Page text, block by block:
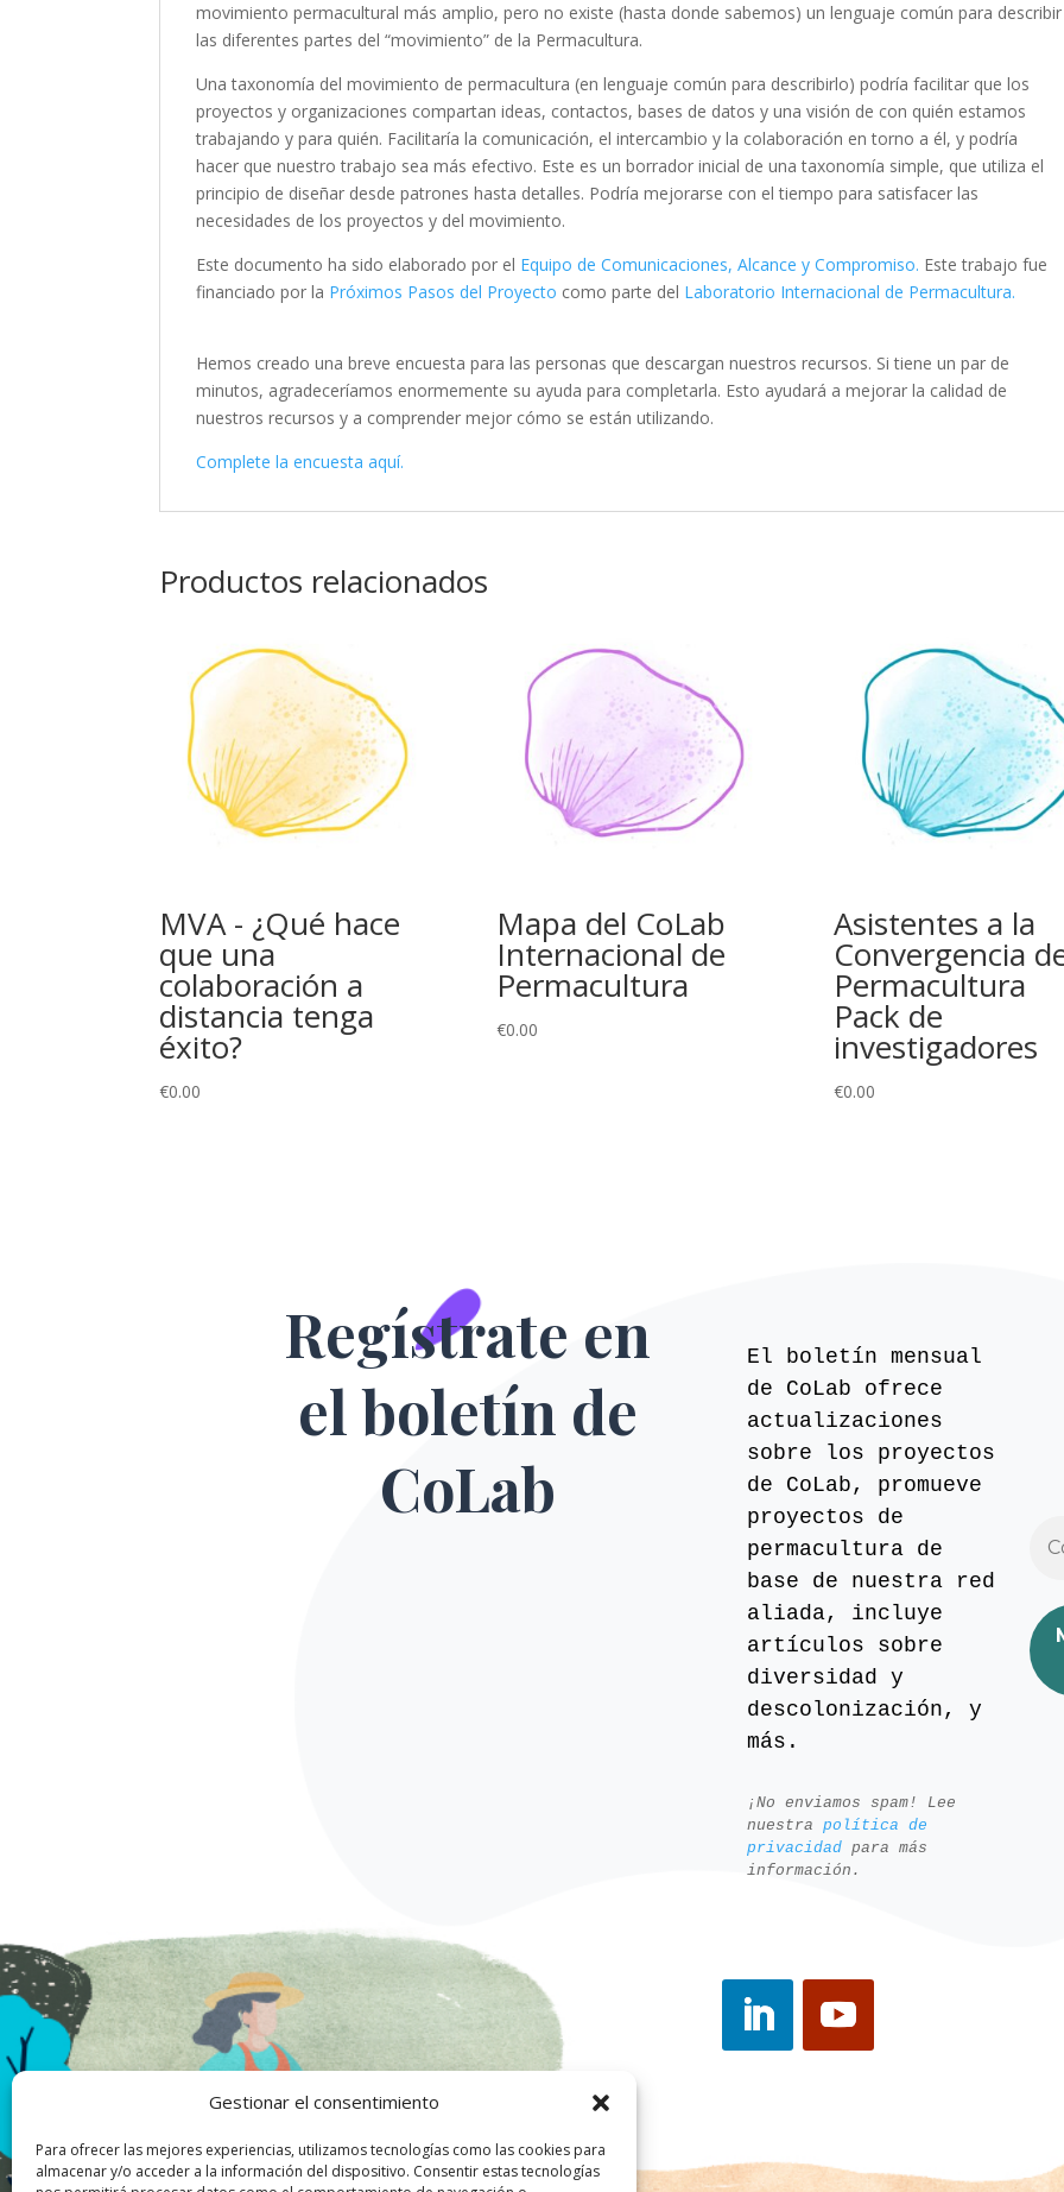
Gestionar el consentimiento
Para ofrecer las mejores experiencias, utilizamos tecnologías como las cookies para
almacenar y/o acceder a la información del dispositivo. Consentir estas tecnologías
movimiento permacultural más amplio, pero no existe (hasta donde sabemos) un lenguaje común para describir
las diferentes partes del “movimiento” de la Permacultura.
Una taxonomía del movimiento de permacultura (en lenguaje común para describirlo) podría facilitar que los
proyectos y organizaciones compartan ideas, contactos, bases de datos y una visión de con quién estamos
trabajando y para quién. Facilitaría la comunicación, el intercambio y la colaboración en torno a él, y podría
hacer que nuestro trabajo sea más efectivo. Este es un borrador inicial de una taxonomía simple, que utiliza el
principio de diseñar desde patrones hasta detalles. Podría mejorarse con el tiempo para satisfacer las
necesidades de los proyectos y del movimiento.
Este documento ha sido elaborado por el Equipo de Comunicaciones, Alcance y Compromiso. Este trabajo fue
financiado por la Próximos Pasos del Proyecto como parte del Laboratorio Internacional de Permacultura.
Hemos creado una breve encuesta para las personas que descargan nuestros recursos. Si tiene un par de
minutos, agradeceríamos enormemente su ayuda para completarla. Esto ayudará a mejorar la calidad de
nuestros recursos y a comprender mejor cómo se están utilizando.
Complete la encuesta aquí.
Productos relacionados
MVA - ¿Qué hace
que una
colaboración a
distancia tenga
éxito?
€0.00
Mapa del CoLab
Internacional de
Permacultura
€0.00
Asistentes a la
Convergencia
Permacultura
Pack de
investigadores
€0.00
Regístrate en
el boletín de
CoLab
El boletín mensual
de CoLab ofrece
actualizaciones
sobre los proyectos
de CoLab, promueve
proyectos de
permacultura de
base de nuestra red
aliada, incluye
artículos sobre
diversidad y
descolonización, y
más.
¡No enviamos spam! Lee
nuestra política de
privacidadpara más
información.